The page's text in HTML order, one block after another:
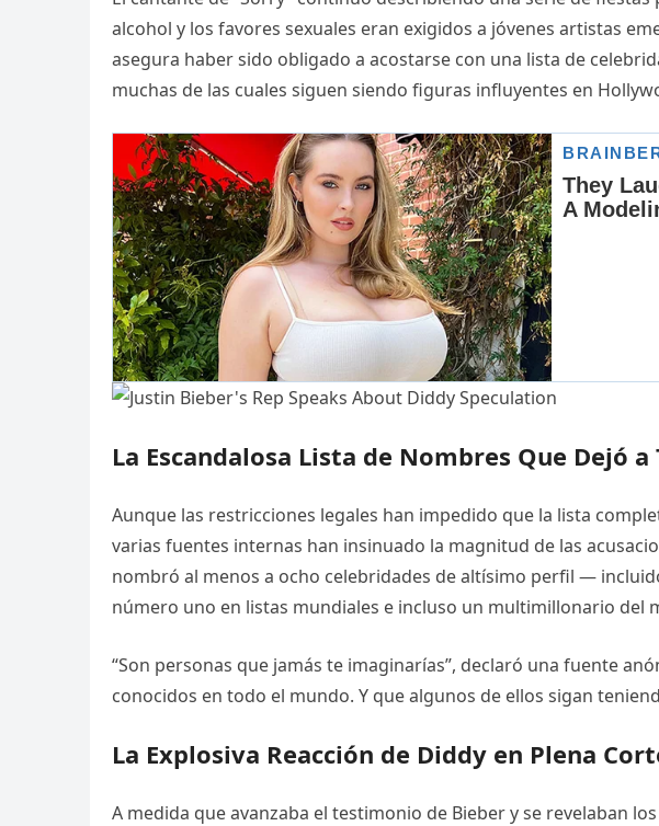
alcohol y los favores sexuales eran exigidos a jóvenes artistas
asegura haber sido obligado a acostarse con una lista de
muchas de las cuales siguen siendo figuras influyentes en
La Escandalosa Lista de Nombres Que Dejó a
Aunque las restricciones legales han impedido que la lista
varias fuentes internas han insinuado la magnitud de las
nombró al menos a ocho celebridades de altísimo perfil —
número uno en listas mundiales e incluso un multimillonario del
“Son personas que jamás te imaginarías”, declaró una fuente
conocidos en todo el mundo. Y que algunos de ellos sigan
La Explosiva Reacción de Diddy en Plena
A medida que avanzaba el testimonio de Bieber y se revelaban